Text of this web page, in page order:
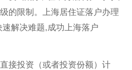
的限制。上海居住证落户办理
解决难题,成功上海落户
接投资（或者投资份额）计